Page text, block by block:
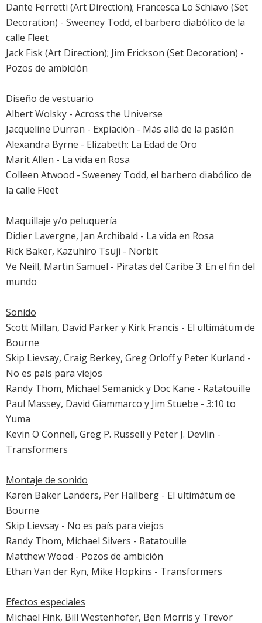
Dante Ferretti (Art Direction); Francesca Lo Schiavo (Set
Decoration) - Sweeney Todd, el barbero diabólico de la
calle Fleet
Jack Fisk (Art Direction); Jim Erickson (Set Decoration) -
Pozos de ambición
Diseño de vestuario
Albert Wolsky - Across the Universe
Jacqueline Durran - Expiación - Más allá de la pasión
Alexandra Byrne - Elizabeth: La Edad de Oro
Marit Allen - La vida en Rosa
Colleen Atwood - Sweeney Todd, el barbero diabólico de
la calle Fleet
Maquillaje y/o peluquería
Didier Lavergne, Jan Archibald - La vida en Rosa
Rick Baker, Kazuhiro Tsuji - Norbit
Ve Neill, Martin Samuel - Piratas del Caribe 3: En el fin del
mundo
Sonido
Scott Millan, David Parker y Kirk Francis - El ultimátum de
Bourne
Skip Lievsay, Craig Berkey, Greg Orloff y Peter Kurland -
No es país para viejos
Randy Thom, Michael Semanick y Doc Kane - Ratatouille
Paul Massey, David Giammarco y Jim Stuebe - 3:10 to
Yuma
Kevin O'Connell, Greg P. Russell y Peter J. Devlin -
Transformers
Montaje de sonido
Karen Baker Landers, Per Hallberg - El ultimátum de
Bourne
Skip Lievsay - No es país para viejos
Randy Thom, Michael Silvers - Ratatouille
Matthew Wood - Pozos de ambición
Ethan Van der Ryn, Mike Hopkins - Transformers
Efectos especiales
Michael Fink, Bill Westenhofer, Ben Morris y Trevor